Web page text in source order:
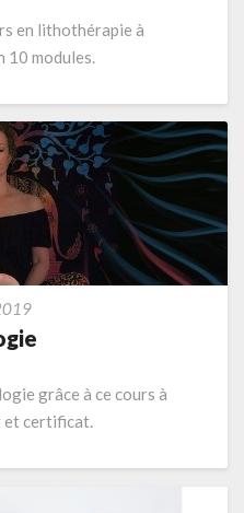
en lithothérapie à
10 modules.
Formation
Numérologie
grâce à ce cours à
et certificat.